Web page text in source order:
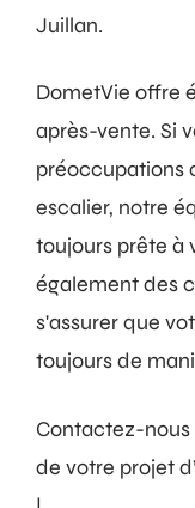
Juillan.
DometVie offre
après-vente. Si
préoccupations
escalier, notre
toujours prête à
également des
s'assurer que
toujours de
Contactez-nous
de votre projet